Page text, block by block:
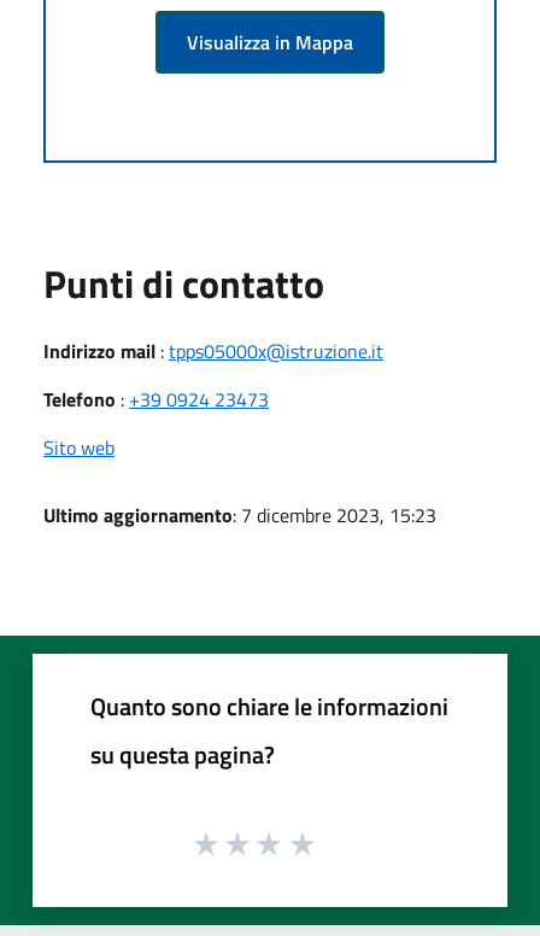
Visualizza in Mappa
Punti di contatto
Indirizzo mail :tpps05000x@istruzione.it
Telefono : +39 0924 23473
Sito web
Ultimo aggiornamento: 7 dicembre 2023, 15:23
Quanto sono chiare le informazioni
su questa pagina?